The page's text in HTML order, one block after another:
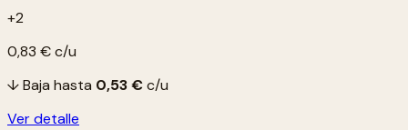
+2
0,83 €c/u
↓ Baja hasta 0,53 €c/u
Ver detalle